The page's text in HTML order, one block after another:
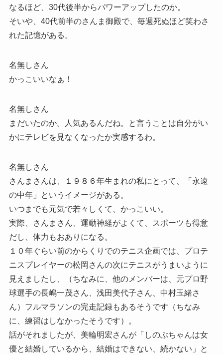
なるほど、30代後半からパワーアップしたのか。
そいや、40代前半のさんま御殿で、毎週死ぬほど笑わさ
れた記憶がある。
名無しさん
かっこいいなぁ！
名無しさん
まだいたのか。人気あるんだね。と言うことは自分がい
かにテレビを見なくなったか実感するわ。
名無しさん
さんまさんは、１９８６年生まれの私にとって、「永遠
の中年」というイメージがある。
いつまでも元気で若々しくて、かっこいい。
実際、さんまさん、運動神経がよくて、スポーツも得意
だし、体力もおありになる。
１０年ぐらい前のからくりでのテニス企画では、プロテ
ニスプレイヤーの松岡さんの次にテニスがうまいように
見えましたし、（ちなみに、他のメンバーは、元プロ野
球選手の長嶋一茂さん、浅田美代子さん、中村玉緒さ
ん）フルマラソンの完走記録もあるそうです（ちなみ
に、練習はしなかったそうです）。
話がそれましたが、美輪明宏さんが「しのぶちゃんは女
優と結婚しているから、結婚はできない、続かない」と